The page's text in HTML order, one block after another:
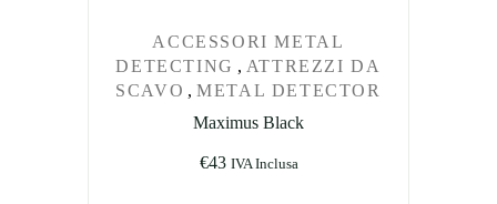
ACCESSORI METAL
DETECTING , ATTREZZI DA
SCAVO ,METAL DETECTOR
Maximus Black
€43 IVA Inclusa